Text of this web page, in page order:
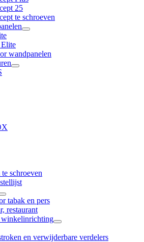
25
te schroeven
Elite
wandpanelen
schroeven
tabak en pers
restaurant
winkelinrichting
en verwijderbare verdelers